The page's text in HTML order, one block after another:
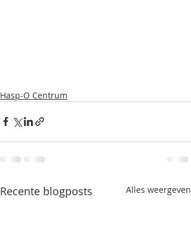
Hasp-O Centrum
Recente blogposts Alles weergeven